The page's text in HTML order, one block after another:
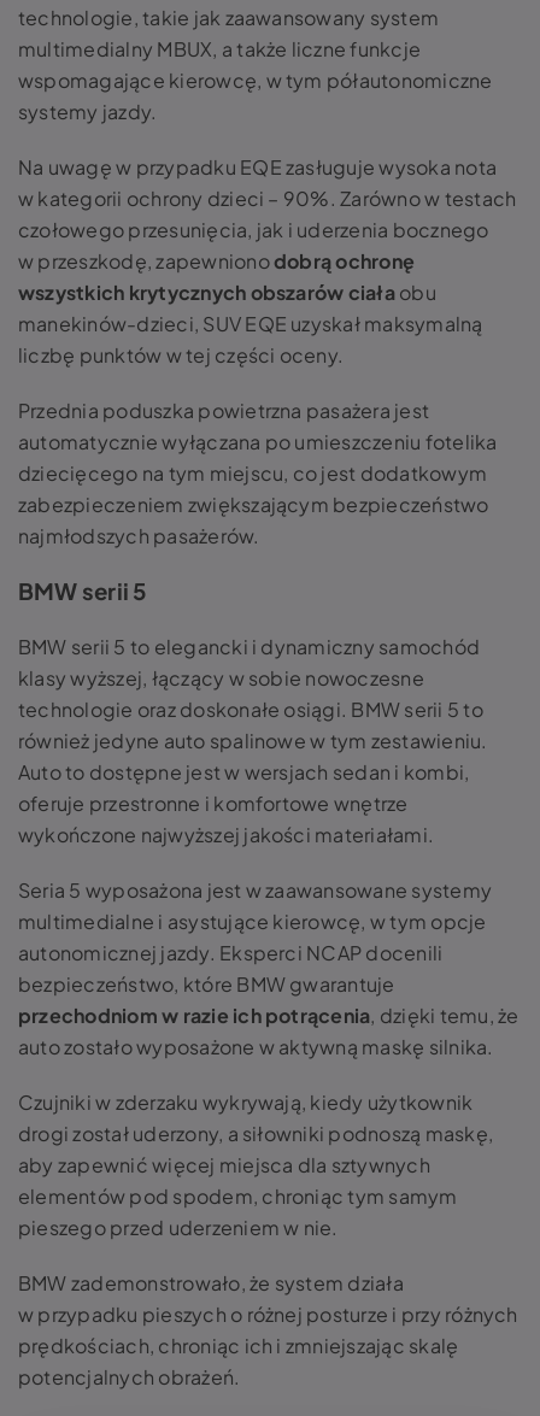
technologie, takie jak zaawansowany system
multimedialny MBUX, a także liczne funkcje
wspomagające kierowcę, w tym półautonomiczne
systemy jazdy.
Na uwagę w przypadku EQE zasługuje wysoka nota
w kategorii ochrony dzieci – 90%. Zarówno w testach
czołowego przesunięcia, jak i uderzenia bocznego
w przeszkodę, zapewnionodobrą ochronę
wszystkich krytycznych obszarów ciałaobu
manekinów-dzieci, SUV EQE uzyskał maksymalną
liczbę punktów w tej części oceny.
Przednia poduszka powietrzna pasażera jest
automatycznie wyłączana po umieszczeniu fotelika
dziecięcego na tym miejscu, co jest dodatkowym
zabezpieczeniem zwiększającym bezpieczeństwo
najmłodszych pasażerów.
BMW serii 5
BMW serii 5 to elegancki i dynamiczny samochód
klasy wyższej, łączący w sobie nowoczesne
technologie oraz doskonałe osiągi. BMW serii 5 to
również jedyne auto spalinowe w tym zestawieniu.
Auto to dostępne jest w wersjach sedan i kombi,
oferuje przestronne i komfortowe wnętrze
wykończone najwyższej jakości materiałami.
Seria 5 wyposażona jest w zaawansowane systemy
multimedialne i asystujące kierowcę, w tym opcje
autonomicznej jazdy. Eksperci NCAP docenili
bezpieczeństwo, które BMW gwarantuje
przechodniom w razie ich potrącenia, dzięki temu, że
auto zostało wyposażone w aktywną maskę silnika.
Czujniki w zderzaku wykrywają, kiedy użytkownik
drogi został uderzony, a siłowniki podnoszą maskę,
aby zapewnić więcej miejsca dla sztywnych
elementów pod spodem, chroniąc tym samym
pieszego przed uderzeniem w nie.
BMW zademonstrowało, że system działa
w przypadku pieszych o różnej posturze i przy różnych
prędkościach, chroniąc ich i zmniejszając skalę
potencjalnych obrażeń.